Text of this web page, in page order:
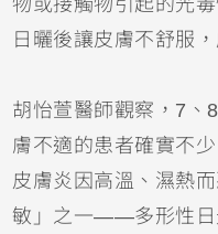
日曬後讓皮膚不舒服
胡怡萱醫師觀察，7、
膚不適的患者確實不
皮膚炎 因高溫、濕熱
敏」之一——多形性日